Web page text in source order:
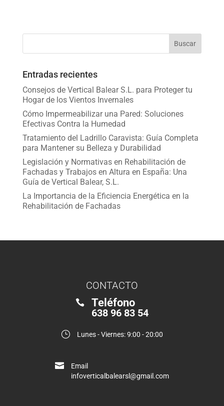
Entradas recientes
Consejos de Vertical Balear S.L. para Proteger tu
Hogar de los Vientos Invernales
Cómo Impermeabilizar una Pared: Soluciones
Efectivas Contra la Humedad
Tratamiento del Ladrillo Caravista: Guía Completa
para Mantener su Belleza y Durabilidad
Legislación y Normativas en Rehabilitación de
Fachadas y Trabajos en Altura en España: Una
Guía de Vertical Balear, S.L.
La Importancia de la Eficiencia Energética en la
Rehabilitación de Fachadas
CONTACTO
 Teléfono
638 96 83 54
} Lunes - Viernes: 9:00 - 20:00

Email
infoverticalbalearsl@gmail.com